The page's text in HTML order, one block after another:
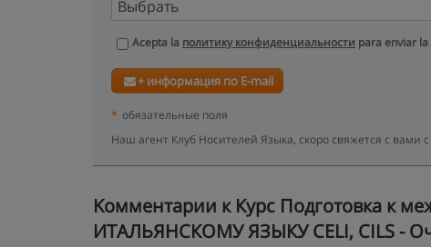
Acepta la политику конфиденциальности para enviar
+ информация по E-mail
* обязательные поля
Наш агент Клуб Носителей Языка, скоро свяжется с
Kомментарии к Курс Подготовка к
ИТАЛЬЯНСКОМУ ЯЗЫКУ CELI, CILS -